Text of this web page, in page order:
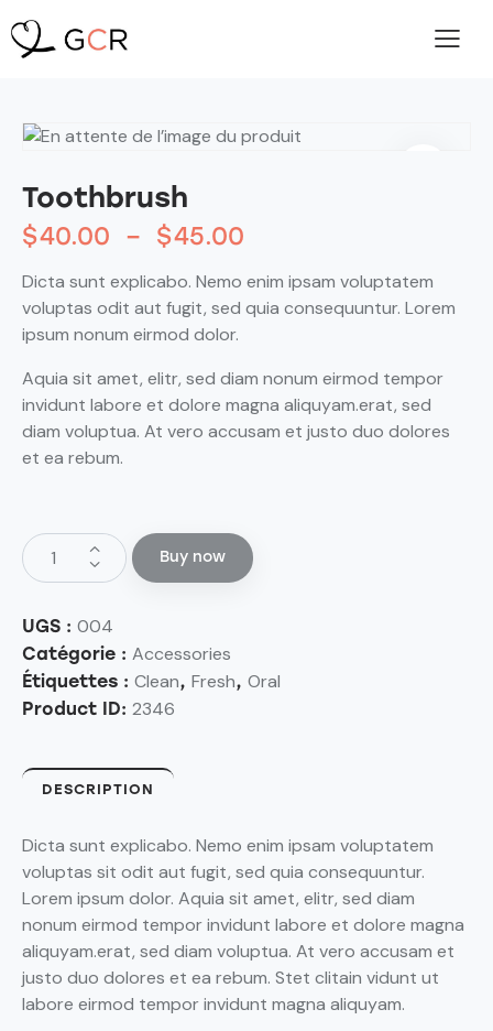
Toothbrush
$40.00 – $45.00
Dicta sunt explicabo. Nemo enim ipsam voluptatem
voluptas odit aut fugit, sed quia consequuntur. Lorem
ipsum nonum eirmod dolor.
Aquia sit amet, elitr, sed diam nonum eirmod tempor
invidunt labore et dolore magna aliquyam.erat, sed
diam voluptua. At vero accusam et justo duo dolores
et ea rebum.
Buy now
UGS : 004
Catégorie : Accessories
Étiquettes : Clean, Fresh, Oral
Product ID: 2346
DESCRIPTION
Dicta sunt explicabo. Nemo enim ipsam voluptatem
voluptas sit odit aut fugit, sed quia consequuntur.
Lorem ipsum dolor. Aquia sit amet, elitr, sed diam
nonum eirmod tempor invidunt labore et dolore magna
aliquyam.erat, sed diam voluptua. At vero accusam et
justo duo dolores et ea rebum. Stet clitain vidunt ut
labore eirmod tempor invidunt magna aliquyam.